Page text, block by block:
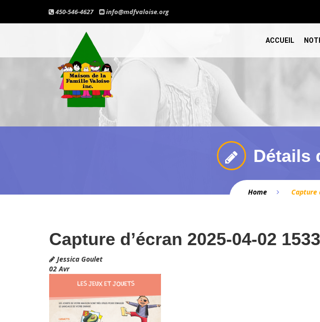
450-546-4627 info@mdfvaloise.org
ACCUEIL
Détails
Home Capture
Capture d’écran 2025-04-02
Jessica Goulet
02Avr